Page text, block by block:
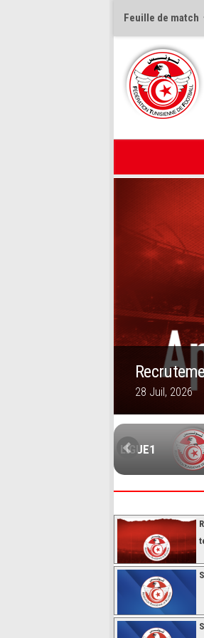
Feuille de match
28 Juil, 2026
LIGUE1